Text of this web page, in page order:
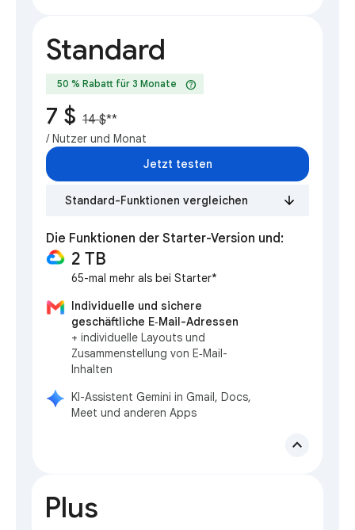
Standard
50 % Rabatt für 3 Monate help
7 $ 14 $**
/ Nutzer und Monat
Jetzt testen
Standard-Funktionen vergleichen
Die Funktionen der Starter-Version und:
2 TB
65-mal mehr als bei Starter*
Individuelle und sichere
geschäftliche E‑Mail-Adressen
+ individuelle Layouts und
Zusammenstellung von E‑Mail-
Inhalten
KI-Assistent Gemini in Gmail, Docs,
Meet und anderen Apps
expand_less
Plus